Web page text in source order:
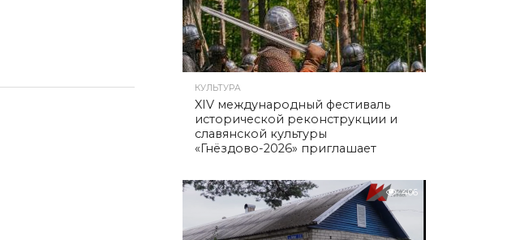
КУЛЬТУРА
XIV международный фестиваль
исторической реконструкции и
славянской культуры
«Гнёздово-2026» приглашает
406